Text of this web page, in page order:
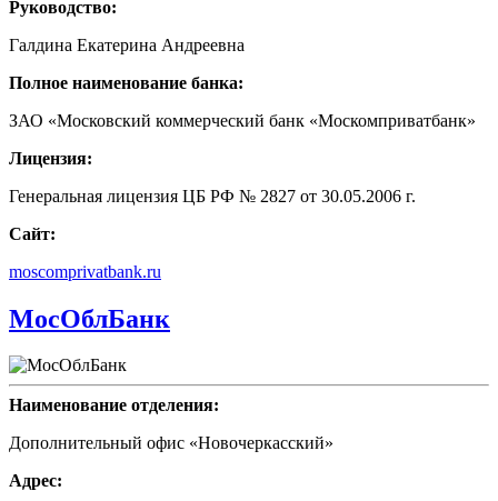
Руководство:
Галдина Екатерина Андреевна
Полное наименование банка:
ЗАО «Московский коммерческий банк «Москомприватбанк»
Лицензия:
Генеральная лицензия ЦБ РФ № 2827 от 30.05.2006 г.
Сайт:
moscomprivatbank.ru
МосОблБанк
Наименование отделения:
Дополнительный офис «Новочеркасский»
Адрес: